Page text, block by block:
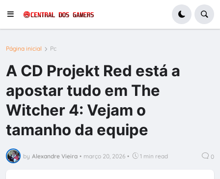
Página inicial Pc
A CD Projekt Red está a
apostar tudo em The
Witcher 4: Vejam o
tamanho da equipe
by Alexandre Vieira • março 20, 2026 • 1 min read 0